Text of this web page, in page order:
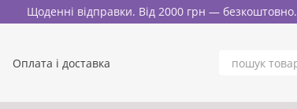
Щоденні відправки. Від 2000 грн — безкоштовно.
Оплата і доставка